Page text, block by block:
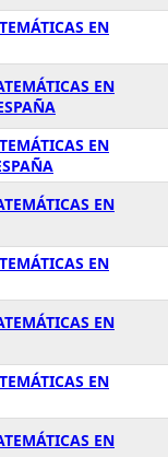
EN
EN
EN
EN
EN
EN
EN
EN